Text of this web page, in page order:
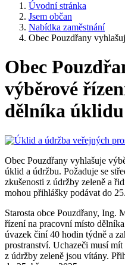
Úvodní stránka
Jsem občan
Nabídka zaměstnání
Obec Pouzdřany
Obec
výběrové
dělníka
Obec Pouzdřany vyhlašuje
úklid a údržbu. Požaduje se
zkušenosti z údržby zeleně a
mohou přihlášky podávat do
Starosta obce Pouzdřany, Ing.
řízení na pracovní místo
úvazek činí 40 hodin týdně a
prostranství. Uchazeči musí
z údržby zeleně jsou vítány.